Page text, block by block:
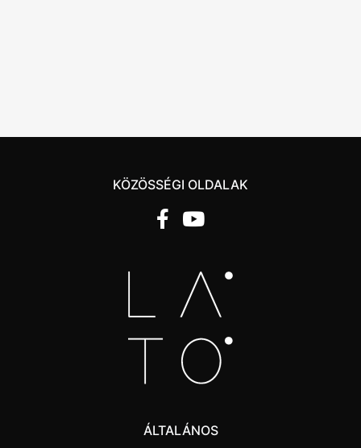
KÖZÖSSÉGI OLDALAK
ÁLTALÁNOS